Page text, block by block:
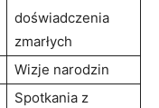
doświadczenia
zmarłych
Wizje narodzin
Spotkania z